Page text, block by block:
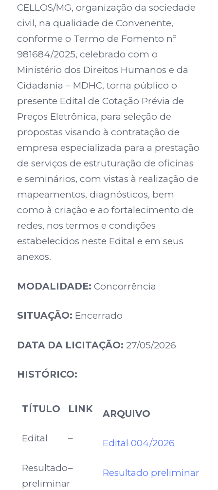
CELLOS/MG, organização da sociedade
civil, na qualidade de Convenente,
conforme o Termo de Fomento nº
981684/2025, celebrado com o
Ministério dos Direitos Humanos e da
Cidadania – MDHC, torna público o
presente Edital de Cotação Prévia de
Preços Eletrônica, para seleção de
propostas visando à contratação de
empresa especializada para a prestação
de serviços de estruturação de oficinas
e seminários, com vistas à realização de
mapeamentos, diagnósticos, bem
como à criação e ao fortalecimento de
redes, nos termos e condições
estabelecidos neste Edital e em seus
anexos.
MODALIDADE: Concorrência
SITUAÇÃO: Encerrado
DATA DA LICITAÇÃO: 27/05/2026
HISTÓRICO:
TÍTULO
Edital
Resultado
preliminar
LINK
–
–
ARQUIVO
Edital 004/2026
Resultado preliminar